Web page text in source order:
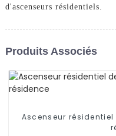
d'ascenseurs résidentiels.
Produits Associés
Ascenseur